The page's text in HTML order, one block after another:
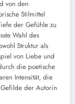
von den
Stilmittel
der Gefühle zu
Wahl des
Struktur als
von Liebe und
die poetische
Intensität, die
der Autorin